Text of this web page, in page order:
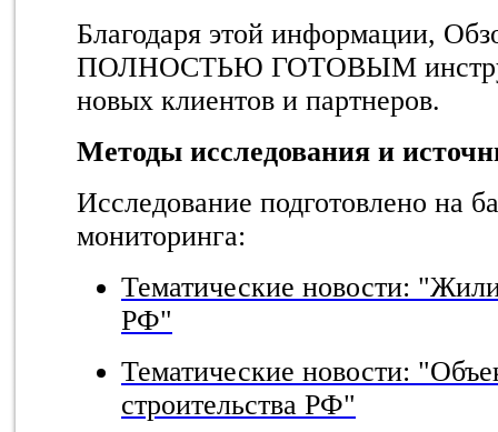
Благодаря этой информации,
ПОЛНОСТЬЮ ГОТОВЫМ
новых клиентов и партнеров.
Методы исследования и
Исследование подготовлено на
мониторинга:
Тематические новости:
РФ"
Тематические новости:
строительства РФ"